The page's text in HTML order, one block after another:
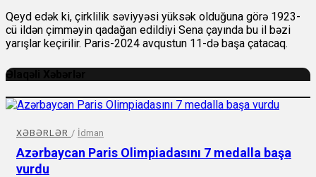
Qeyd edək ki, çirklilik səviyyəsi yüksək olduğuna görə 1923-
cü ildən çimməyin qadağan edildiyi Sena çayında bu il bəzi
yarışlar keçirilir. Paris-2024 avqustun 11-də başa çatacaq.
Əlaqəli Xəbərlər
XƏBƏRLƏR / İdman
Azərbaycan Paris Olimpiadasını 7 medalla başa
vurdu